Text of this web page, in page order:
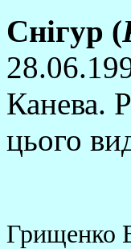
Снiгур (
Канева.
цього
Грищенко